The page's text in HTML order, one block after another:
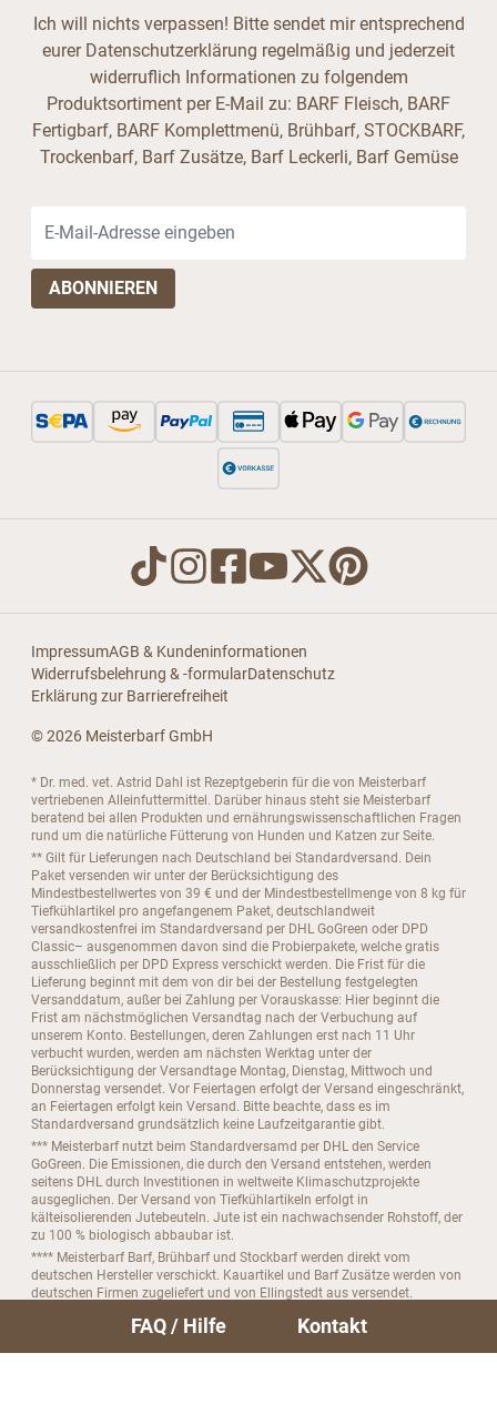
Ich will nichts verpassen! Bitte sendet mir entsprechend
eurer Datenschutzerklärung regelmäßig und jederzeit
widerruflich Informationen zu folgendem
Produktsortiment per E-Mail zu: BARF Fleisch, BARF
Fertigbarf, BARF Komplettmenü, Brühbarf, STOCKBARF,
Trockenbarf, Barf Zusätze, Barf Leckerli, Barf Gemüse
ImpressumAGB & Kundeninformationen
Widerrufsbelehrung & -formularDatenschutz
Erklärung zur Barrierefreiheit
© 2026 Meisterbarf GmbH
* Dr. med. vet. Astrid Dahl ist Rezeptgeberin für die von Meisterbarf
vertriebenen Alleinfuttermittel. Darüber hinaus steht sie Meisterbarf
beratend bei allen Produkten und ernährungswissenschaftlichen Fragen
rund um die natürliche Fütterung von Hunden und Katzen zur Seite.
** Gilt für Lieferungen nach Deutschland bei Standardversand. Dein
Paket versenden wir unter der Berücksichtigung des
Mindestbestellwertes von 39 € und der Mindestbestellmenge von 8 kg für
Tiefkühlartikel pro angefangenem Paket, deutschlandweit
versandkostenfrei im Standardversand per DHL GoGreen oder DPD
Classic– ausgenommen davon sind die Probierpakete, welche gratis
ausschließlich per DPD Express verschickt werden. Die Frist für die
Lieferung beginnt mit dem von dir bei der Bestellung festgelegten
Versanddatum, außer bei Zahlung per Vorauskasse: Hier beginnt die
Frist am nächstmöglichen Versandtag nach der Verbuchung auf
unserem Konto. Bestellungen, deren Zahlungen erst nach 11 Uhr
verbucht wurden, werden am nächsten Werktag unter der
Berücksichtigung der Versandtage Montag, Dienstag, Mittwoch und
Donnerstag versendet. Vor Feiertagen erfolgt der Versand eingeschränkt,
an Feiertagen erfolgt kein Versand. Bitte beachte, dass es im
Standardversand grundsätzlich keine Laufzeitgarantie gibt.
*** Meisterbarf nutzt beim Standardversamd per DHL den Service
GoGreen. Die Emissionen, die durch den Versand entstehen, werden
seitens DHL durch Investitionen in weltweite Klimaschutzprojekte
ausgeglichen. Der Versand von Tiefkühlartikeln erfolgt in
kälteisolierenden Jutebeuteln. Jute ist ein nachwachsender Rohstoff, der
zu 100 % biologisch abbaubar ist.
**** Meisterbarf Barf, Brühbarf und Stockbarf werden direkt vom
deutschen Hersteller verschickt. Kauartikel und Barf Zusätze werden von
deutschen Firmen zugeliefert und von Ellingstedt aus versendet.
***** Bitte beachte, das du dein Abo nur bis zu 4 Tage vor der nächsten
Folgebestellung kündigen kannst.
FAQ / Hilfe Kontakt